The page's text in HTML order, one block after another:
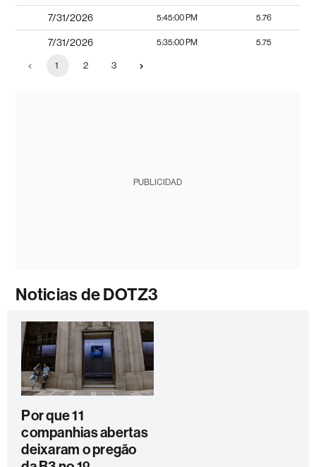
7/31/2026 5:45:00 PM 5.76
7/31/2026 5:35:00 PM 5.75
1 2 3
PUBLICIDAD
Noticias de DOTZ3
Por que 11
companhias abertas
deixaram o pregão